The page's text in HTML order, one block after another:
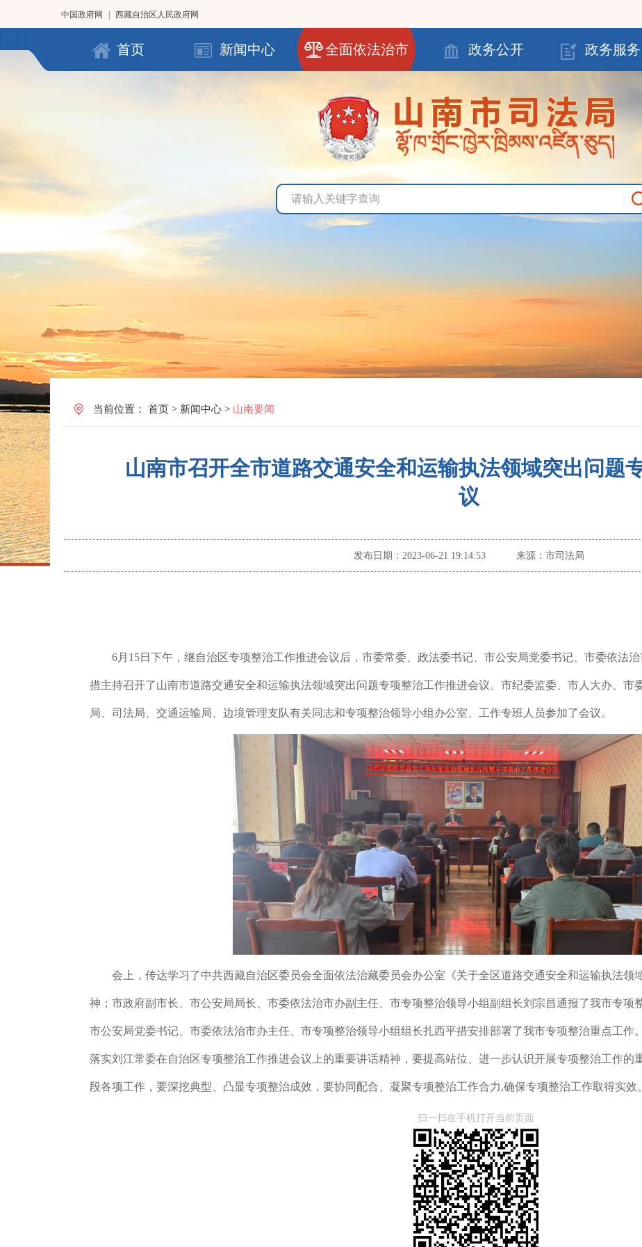
中国政府网 西藏自治区人民政府网
首页 新闻中心 全面依法治市 政务公开 政务服务
当前位置： 首页 > 新闻中心 > 山南要闻
山南市召开全市道路交通安全和运输执法领域突出问题
议
发布日期： 2023-06-21 19:14:53 来源： 市司法局
6月 15日下午，继自治区专项整治工作推进会议后， 市委常委、政法委书记、市公安局党委书记、市委依法
措主持召开了山南市道路交通安全和运输执法领域突出问题专项整治工作推进会议。市纪委监委、市人大办、市
局、司法局、交通运输局、边境管理支队有关同志和专项整治领导小组办公室、工作专班 人员参加了会议。
会上， 传达学习了中共西藏自治区委员会全面依法治藏委员会办公室 《关于全区道路交通安全和运输执法领
神； 市政府副市长 市公安局局长 市委依法治市办副主任 市专项整治领导小组副组长刘宗昌通报了我市专项
市公安局党委书记、市委依法治市办主任、市专项整治领导小组组长扎西平措安排部署了我市专项整治重点工作
落实刘江常委在自治区专项整治工作推进会议上的重要讲话精神，要提高站位、进一步认识开展专项整治工作的
段各项工作，要深挖典型、凸显专项整治成效，要协同配合、凝聚专项整治工作合力,确保专项整治工作取得实效。
扫一扫在手机打开当前页面